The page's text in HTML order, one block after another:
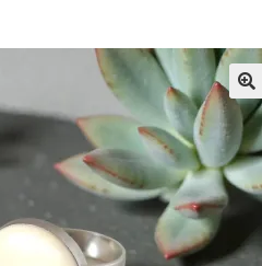
🔍